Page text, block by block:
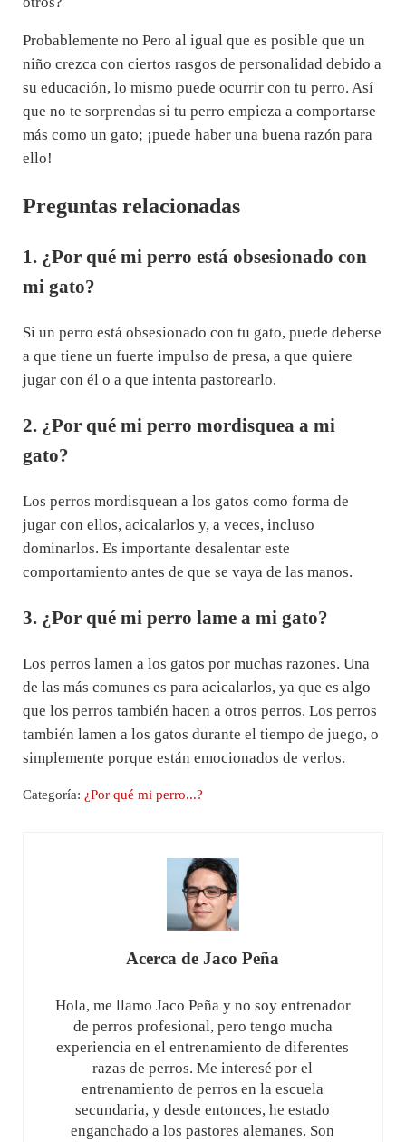
Probablemente no Pero al igual que es posible que un
niño crezca con ciertos rasgos de personalidad debido a
su educación, lo mismo puede ocurrir con tu perro. Así
que no te sorprendas si tu perro empieza a comportarse
más como un gato; ¡puede haber una buena razón para
ello!
Preguntas relacionadas
1. ¿Por qué mi perro está obsesionado con
mi gato?
Si un perro está obsesionado con tu gato, puede deberse
a que tiene un fuerte impulso de presa, a que quiere
jugar con él o a que intenta pastorearlo.
2. ¿Por qué mi perro mordisquea a mi
gato?
Los perros mordisquean a los gatos como forma de
jugar con ellos, acicalarlos y, a veces, incluso
dominarlos. Es importante desalentar este
comportamiento antes de que se vaya de las manos.
3. ¿Por qué mi perro lame a mi gato?
Los perros lamen a los gatos por muchas razones. Una
de las más comunes es para acicalarlos, ya que es algo
que los perros también hacen a otros perros. Los perros
también lamen a los gatos durante el tiempo de juego, o
simplemente porque están emocionados de verlos.
Categoría: ¿Por qué mi perro...?
Acerca deJaco Peña
Hola, me llamo Jaco Peña y no soy entrenador
de perros profesional, pero tengo mucha
experiencia en el entrenamiento de diferentes
razas de perros. Me interesé por el
entrenamiento de perros en la escuela
secundaria, y desde entonces, he estado
enganchado a los pastores alemanes. Son